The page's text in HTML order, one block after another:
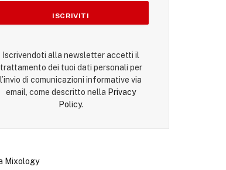
Iscrivendoti alla newsletter accetti il
trattamento dei tuoi dati personali per
l’invio di comunicazioni informative via
email, come descritto nella Privacy
Policy.